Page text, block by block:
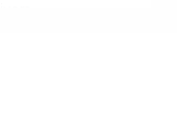
1980. Elle était